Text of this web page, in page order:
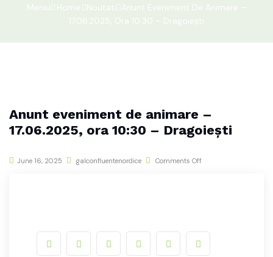
Meniu Home Noutati Anunt Eveniment De Animare –
17.06.2025, Ora 10:30 – Dragoiești
Anunt eveniment de animare –
17.06.2025, ora 10:30 – Dragoiești
June 16, 2025 galconfluentenordice Comments Off